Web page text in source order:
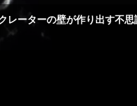
レーターの壁が作り出す不思